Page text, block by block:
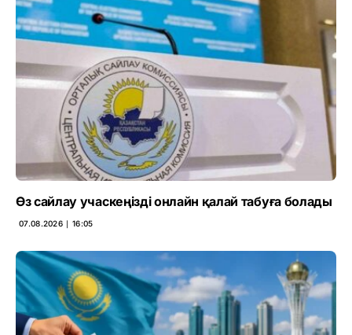
Өз сайлау учаскеңізді онлайн қалай табуға болады
07.08.2026 ∣ 16:05